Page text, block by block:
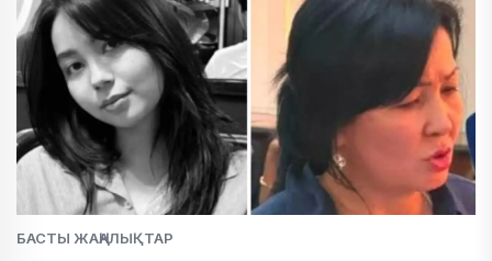
БАСТЫ ЖАҢАЛЫҚТАР